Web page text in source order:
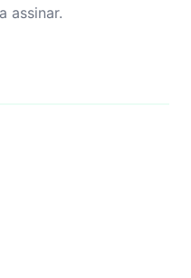
assinar.